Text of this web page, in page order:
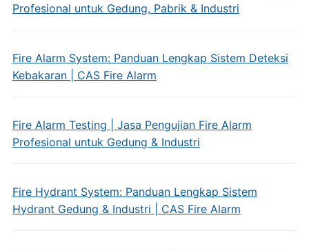
Profesional untuk Gedung, Pabrik & Industri
Fire Alarm System: Panduan Lengkap Sistem Deteksi
Kebakaran | CAS Fire Alarm
Fire Alarm Testing | Jasa Pengujian Fire Alarm
Profesional untuk Gedung & Industri
Fire Hydrant System: Panduan Lengkap Sistem
Hydrant Gedung & Industri | CAS Fire Alarm